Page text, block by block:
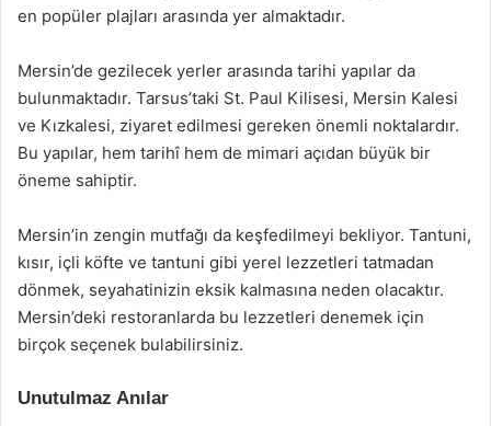
en popüler plajları arasında yer almaktadır.
Mersin’de gezilecek yerler arasında tarihi yapılar da
bulunmaktadır. Tarsus’taki St. Paul Kilisesi, Mersin Kalesi
ve Kızkalesi, ziyaret edilmesi gereken önemli noktalardır.
Bu yapılar, hem tarihî hem de mimari açıdan büyük bir
öneme sahiptir.
Mersin’in zengin mutfağı da keşfedilmeyi bekliyor. Tantuni,
kısır, içli köfte ve tantuni gibi yerel lezzetleri tatmadan
dönmek, seyahatinizin eksik kalmasına neden olacaktır.
Mersin’deki restoranlarda bu lezzetleri denemek için
birçok seçenek bulabilirsiniz.
Unutulmaz Anılar